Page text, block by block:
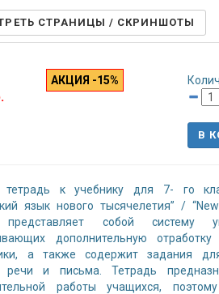
СТРАНИЦЫ / СКРИНШОТЫ
АКЦИЯ -15%
В
тетрадь к учебнику для 7- го
язык нового тысячелетия” /
представляет собой систему
дополнительную
а также содержит задания
речи и письма. Тетрадь
работы учащихся,